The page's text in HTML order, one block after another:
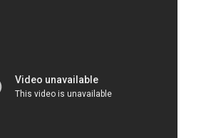
Giorno di chiusura: